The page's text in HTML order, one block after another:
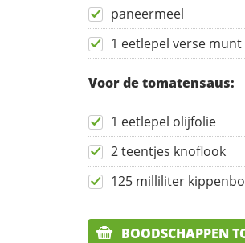
paneermeel
1 eetlepel verse munt
Voor de tomatensaus:
1 eetlepel olijfolie
2 teentjes knoflook
125 milliliter
BOODSCHAPPEN